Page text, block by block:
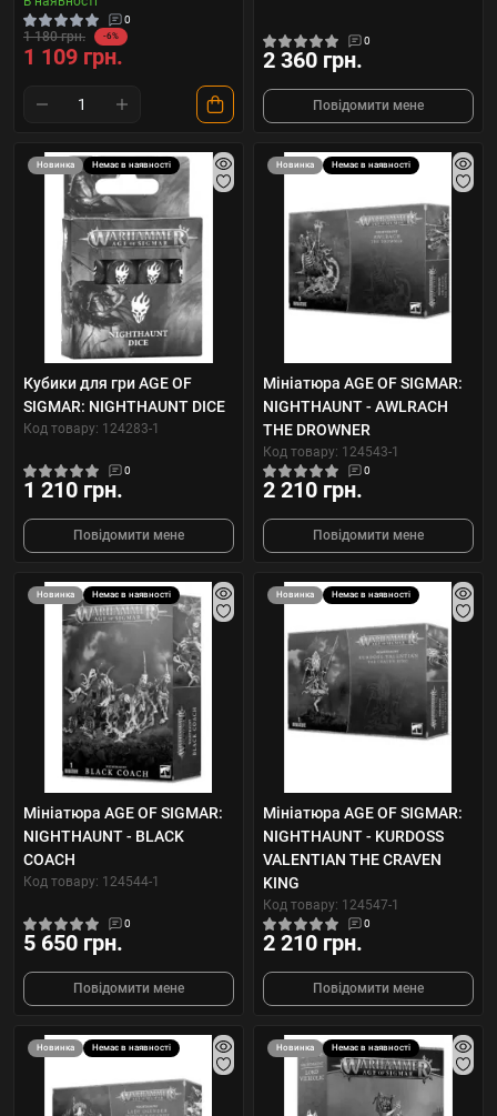
0
1 180 грн. -6%
1 109 грн.
0
2 360 грн.
Повідомити мене
Новинка Немає в наявності
Кубики для гри AGE OF
SIGMAR: NIGHTHAUNT DICE
Код товару: 124283-1
0
1 210 грн.
Повідомити мене
Новинка Немає в наявності
Мініатюра AGE OF SIGMAR:
NIGHTHAUNT - AWLRACH
THE DROWNER
Код товару: 124543-1
0
2 210 грн.
Повідомити мене
Новинка Немає в наявності
Мініатюра AGE OF SIGMAR:
NIGHTHAUNT - BLACK
COACH
Код товару: 124544-1
0
5 650 грн.
Повідомити мене
Новинка Немає в наявності
Мініатюра AGE OF SIGMAR:
NIGHTHAUNT - KURDOSS
VALENTIAN THE CRAVEN
KING
Код товару: 124547-1
0
2 210 грн.
Повідомити мене
Новинка Немає в наявності Новинка Немає в наявності